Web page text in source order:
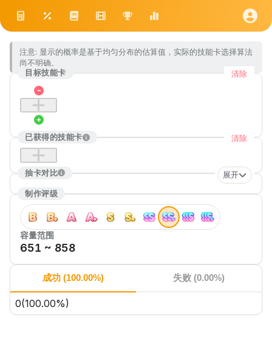
注意: 显示的概率是基于均匀分布的估算值，实际的技能卡选择算法
尚不明确。
目标技能卡
清除
已获得的技能卡 清除
抽卡对比 展开
制作评级
容量范围
651 ~ 858
成功 (100.00%) 失败 (0.00%)
0(100.00%)